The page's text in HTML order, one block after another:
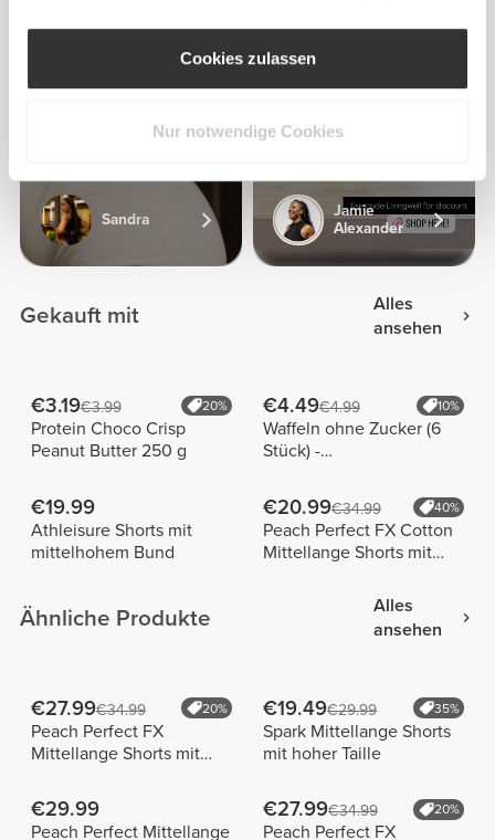
Cookies zulassen
Nur notwendige Cookies
Sandra
Jamie
Alexander
Gekauft mit
Alles
ansehen
€3.19€3.99 20%
Protein Choco Crisp
Peanut Butter 250 g
€4.49€4.99 10%
Waffeln ohne Zucker (6
Stück) -
€19.99
Athleisure Shorts mit
mittelhohem Bund
€20.99€34.99 40%
Peach Perfect FX Cotton
Mittellange Shorts mit
Ähnliche Produkte
Alles
ansehen
€27.99€34.99 20%
Peach Perfect FX
Mittellange Shorts mit
€19.49€29.99 35%
Spark Mittellange Shorts
mit hoher Taille
€29.99
Peach Perfect Mittellange
€27.99€34.99 20%
Peach Perfect FX